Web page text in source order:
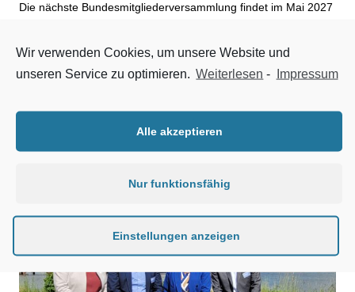
Die nächste Bundesmitgliederversammlung findet im Mai 2027
Wir verwenden Cookies, um unsere Website und
unseren Service zu optimieren. Weiterlesen - Impressum
Alle akzeptieren
Nur funktionsfähig
Einstellungen anzeigen